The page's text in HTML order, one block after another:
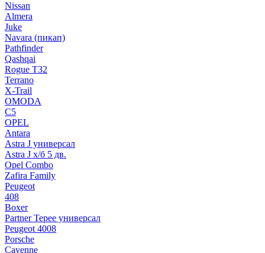
Nissan
Almera
Juke
Navara (пикап)
Pathfinder
Qashqai
Rogue T32
Terrano
X-Trail
OMODA
C5
OPEL
Antara
Astra J универсал
Astra J х/б 5 дв.
Opel Combo
Zafira Family
Peugeot
408
Boxer
Partner Tepee универсал
Peugeot 4008
Porsche
Cayenne